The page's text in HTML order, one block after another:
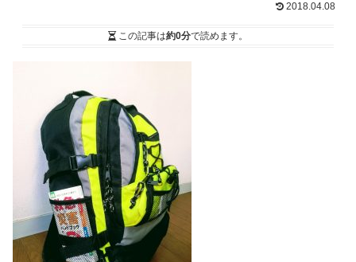
2018.04.08
この記事は約0分で読めます。